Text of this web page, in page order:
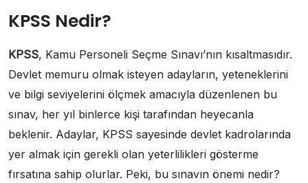
KPSS Nedir?
KPSS, Kamu Personeli Seçme Sınavı’nın kısaltmasıdır.
Devlet memuru olmak isteyen adayların, yeteneklerini
ve bilgi seviyelerini ölçmek amacıyla düzenlenen bu
sınav, her yıl binlerce kişi tarafından heyecanla
beklenir. Adaylar, KPSS sayesinde devlet kadrolarında
yer almak için gerekli olan yeterlilikleri gösterme
fırsatına sahip olurlar. Peki, bu sınavın önemi nedir?